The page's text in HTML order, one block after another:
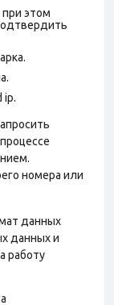
этом
ip.
номера или
данных
данных и
работу